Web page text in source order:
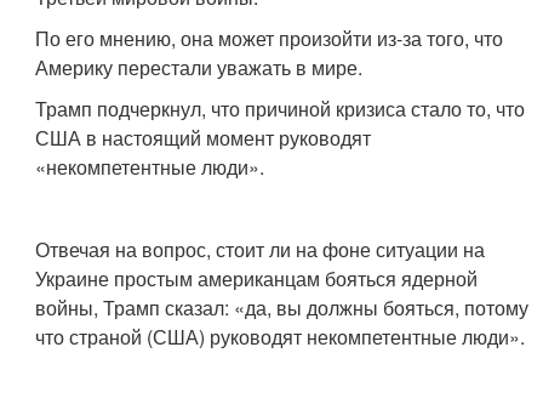
По его мнению, она может произойти из-за того, что
Америку перестали уважать в мире.
Трамп подчеркнул, что причиной кризиса стало то, что
США в настоящий момент руководят
«некомпетентные люди».
Отвечая на вопрос, стоит ли на фоне ситуации на
Украине простым американцам бояться ядерной
войны, Трамп сказал: «да, вы должны бояться, потому
что страной (США) руководят некомпетентные люди».